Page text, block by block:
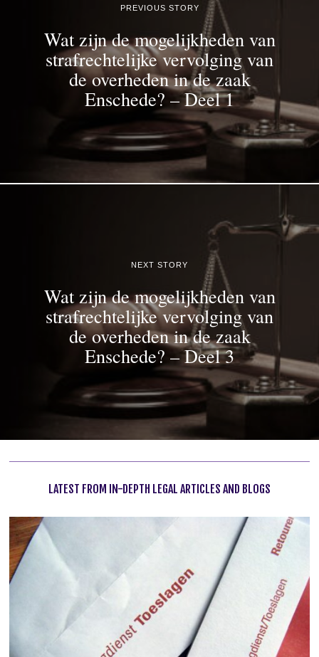
PREVIOUS STORY
Wat zijn de mogelijkheden van
strafrechtelijke vervolging van
de overheden in de zaak
Enschede? – Deel 1
NEXT STORY
Wat zijn de mogelijkheden van
strafrechtelijke vervolging van
de overheden in de zaak
Enschede? – Deel 3
LATEST FROM IN-DEPTH LEGAL ARTICLES AND BLOGS